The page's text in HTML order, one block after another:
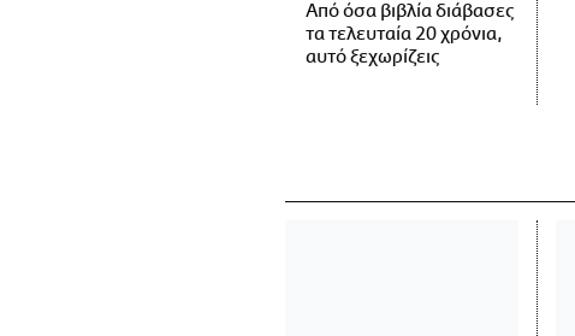
Από όσα βιβλία διάβασες
τα τελευταία 20 χρόνια,
αυτό ξεχωρίζεις